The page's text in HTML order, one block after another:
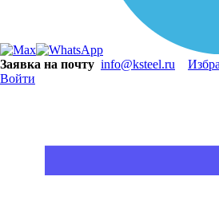
Заявка на почту info@ksteel.ru
Войти